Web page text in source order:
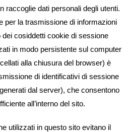
raccoglie dati personali degli utenti.
per la trasmissione di informazioni
dei cosiddetti cookie di sessione
in modo persistente sul computer
alla chiusura del browser) è
di identificativi di sessione
dal server), che consentono
all’interno del sito.
utilizzati in questo sito evitano il